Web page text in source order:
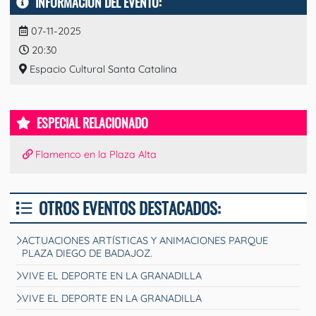
07-11-2025
20:30
Espacio Cultural Santa Catalina
ESPECIAL RELACIONADO
Flamenco en la Plaza Alta
OTROS EVENTOS DESTACADOS:
ACTUACIONES ARTÍSTICAS Y ANIMACIONES PARQUE
PLAZA DIEGO DE BADAJOZ.
VIVE EL DEPORTE EN LA GRANADILLA
VIVE EL DEPORTE EN LA GRANADILLA